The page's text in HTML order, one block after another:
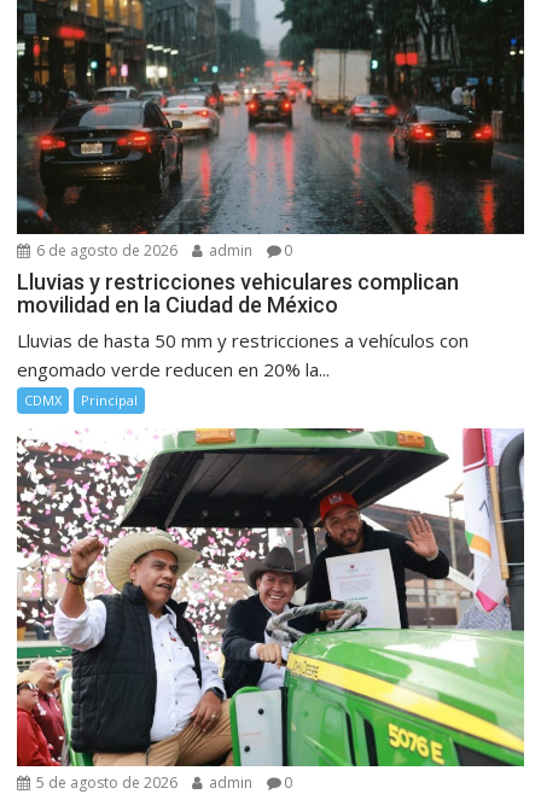
6 de agosto de 2026 admin 0
Lluvias y restricciones vehiculares complican
movilidad en la Ciudad de México
Lluvias de hasta 50 mm y restricciones a vehículos con
engomado verde reducen en 20% la...
CDMX Principal
5 de agosto de 2026 admin 0